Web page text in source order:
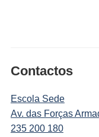
Contactos
Escola Sede
Av. das Forças
235 200 180